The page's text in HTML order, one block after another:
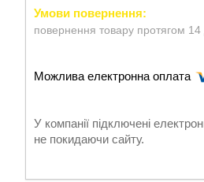
повернення товару протягом 14
У компанії підключені
не покидаючи сайту.